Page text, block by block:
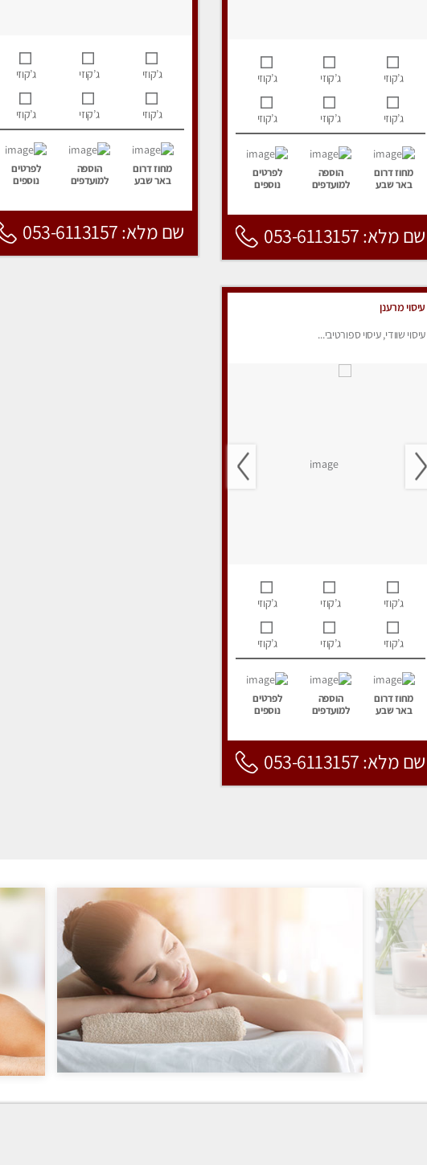
ג’קוזי ג’קוזי ג’קוזי
ג’קוזי ג’קוזי ג’קוזי
מחוז דרום
באר שבע
הוספה
למועדפים
לפרטים
נוספים
שם מלא: 053-6113157
ג’קוזי ג’קוזי ג’קוזי
ג’קוזי ג’קוזי ג’קוזי
מחוז דרום
באר שבע
הוספה
למועדפים
לפרטים
נוספים
שם מלא: 053-6113157
עיסוי מרענן
עיסוי שוודי, עיסוי ספורטיבי...
ג’קוזי ג’קוזי ג’קוזי
ג’קוזי ג’קוזי ג’קוזי
מחוז דרום
באר שבע
הוספה
למועדפים
לפרטים
נוספים
שם מלא: 053-6113157